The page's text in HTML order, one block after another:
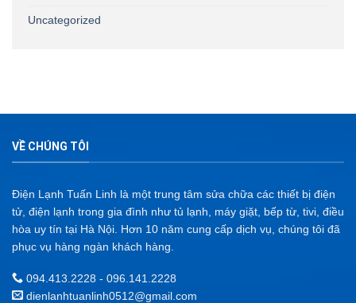
Uncategorized
VỀ CHÚNG TÔI
Điện Lạnh Tuấn Linh là một trung tâm sửa chữa các thiết bị điện
tử, điện lạnh trong gia đình như tủ lạnh, máy giặt, bếp từ, tivi, điều
hòa uy tín tại Hà Nội. Hơn 10 năm cung cấp dịch vụ, chúng tôi đã
phục vụ hàng ngàn khách hàng.
094.413.2228 - 096.141.2228
dienlanhtuanlinh0512@gmail.com